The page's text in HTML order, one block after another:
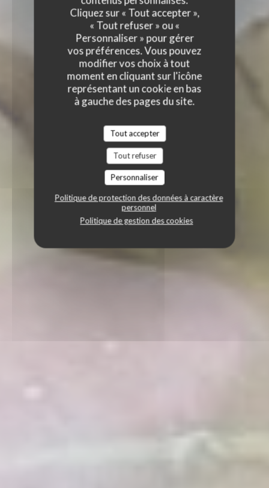
Cliquez sur « Tout accepter »,
« Tout refuser » ou «
Personnaliser » pour gérer
vos préférences. Vous pouvez
modifier vos choix à tout
moment en cliquant sur l'icône
représentant un cookie en bas
à gauche des pages du site.
Tout accepter
Tout refuser
Personnaliser
Politique de protection des données à caractère
personnel
Politique de gestion des cookies